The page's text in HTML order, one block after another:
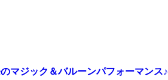
マジック＆バルーンパフォーマンス♪